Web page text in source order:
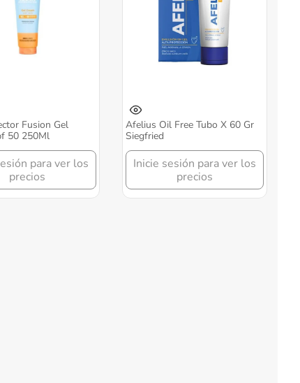
Fusion Gel
50 250Ml
para ver los
precios
Afelius Oil Free Tubo X 60 Gr
Siegfried
Inicie sesión para ver los
precios